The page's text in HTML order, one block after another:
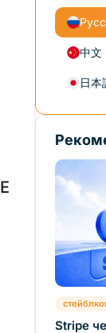
中文
日本
Stripe